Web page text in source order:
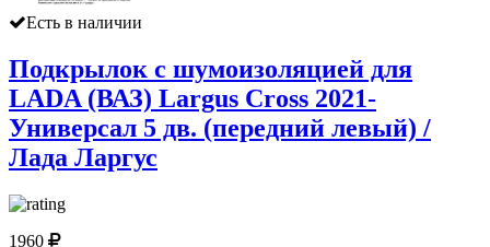
Есть в наличии
Подкрылок с шумоизоляцией для
LADA (ВАЗ) Largus Cross 2021-
Универсал 5 дв. (передний левый) /
Лада Ларгус
1960